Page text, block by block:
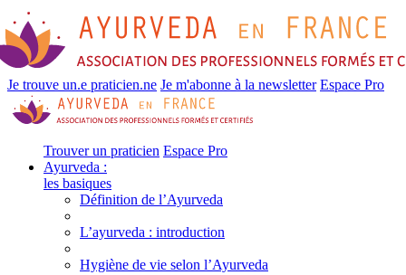
Je trouve un.e praticien.ne Je m'abonne à la newsletter Espace Pro
Trouver un praticien Espace Pro
Ayurveda :
les basiques
Définition de l’Ayurveda
L’ayurveda : introduction
Hygiène de vie selon l’Ayurveda